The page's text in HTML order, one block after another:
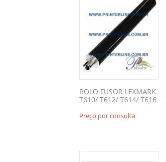
ROLO FUSOR LEXMARK
T610/ T612/ T614/ T616
Preço por consulta